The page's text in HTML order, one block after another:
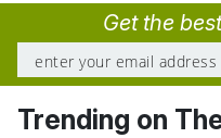
Get the
Trending on